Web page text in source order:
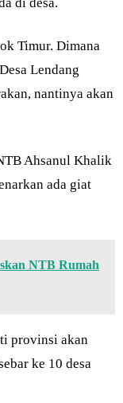
Timur. Dimana
Lendang
nantinya akan
Ahsanul Khalik
ada giat
NTB Rumah
provinsi akan
ke 10 desa